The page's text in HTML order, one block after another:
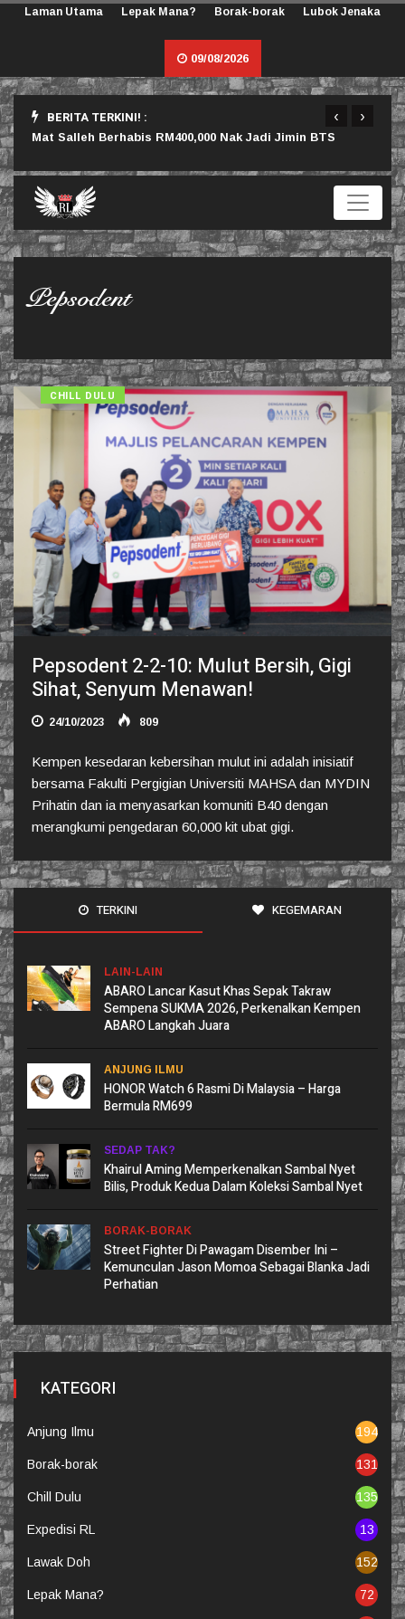
Laman Utama Lepak Mana? Borak-borak Lubok Jenaka
09/08/2026
BERITA TERKINI! :
Mat Salleh Berhabis RM400,000 Nak Jadi Jimin BTS
‹ ›
Pepsodent
CHILL DULU
Pepsodent 2-2-10: Mulut Bersih, Gigi
Sihat, Senyum Menawan!
24/10/2023 809
Kempen kesedaran kebersihan mulut ini adalah inisiatif
bersama Fakulti Pergigian Universiti MAHSA dan MYDIN
Prihatin dan ia menyasarkan komuniti B40 dengan
merangkumi pengedaran 60,000 kit ubat gigi.
TERKINI KEGEMARAN
LAIN-LAIN
ABARO Lancar Kasut Khas Sepak Takraw
Sempena SUKMA 2026, Perkenalkan Kempen
ABARO Langkah Juara
ANJUNG ILMU
HONOR Watch 6 Rasmi Di Malaysia – Harga
Bermula RM699
SEDAP TAK?
Khairul Aming Memperkenalkan Sambal Nyet
Bilis, Produk Kedua Dalam Koleksi Sambal Nyet
BORAK-BORAK
Street Fighter Di Pawagam Disember Ini –
Kemunculan Jason Momoa Sebagai Blanka Jadi
Perhatian
KATEGORI
Anjung Ilmu 194
Borak-borak 131
Chill Dulu 135
Expedisi RL 13
Lawak Doh 152
Lepak Mana? 72